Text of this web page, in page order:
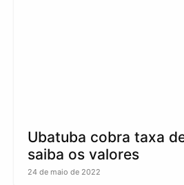
Ubatuba cobra taxa
saiba os valores
24 de maio de 2022